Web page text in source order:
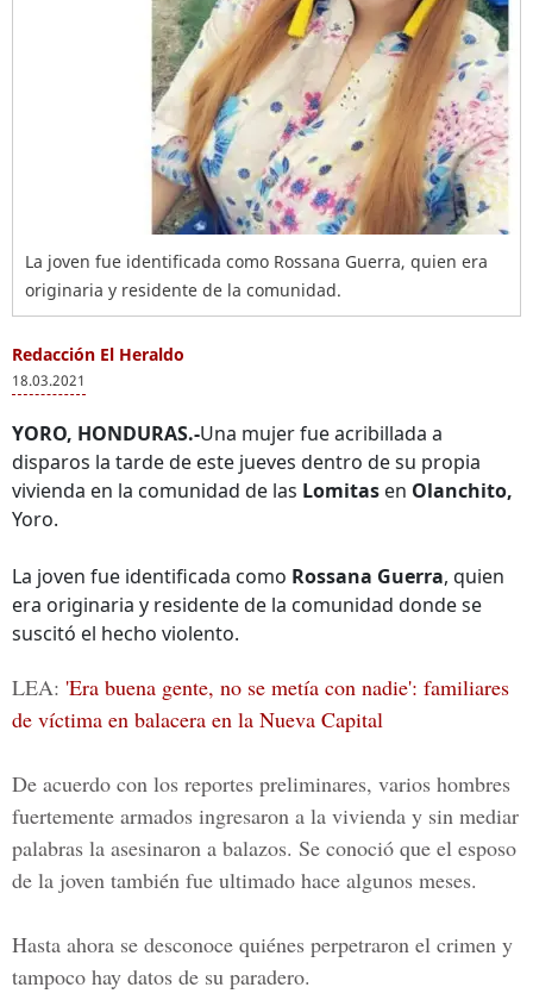
La joven fue identificada como Rossana Guerra, quien era
originaria y residente de la comunidad.
Redacción El Heraldo
18.03.2021
YORO, HONDURAS.-Una mujer fue acribillada a
disparos la tarde de este jueves dentro de su propia
vivienda en la comunidad de las Lomitas en Olanchito,
Yoro.
La joven fue identificada como Rossana Guerra, quien
era originaria y residente de la comunidad donde se
suscitó el hecho violento.
LEA: 'Era buena gente, no se metía con nadie': familiares
de víctima en balacera en la Nueva Capital
De acuerdo con los reportes preliminares, varios hombres
fuertemente armados ingresaron a la vivienda y sin mediar
palabras la asesinaron a balazos. Se conoció que el esposo
de la joven también fue ultimado hace algunos meses.
Hasta ahora se desconoce quiénes perpetraron el crimen y
tampoco hay datos de su paradero.